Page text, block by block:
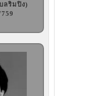
ลริมปิง)